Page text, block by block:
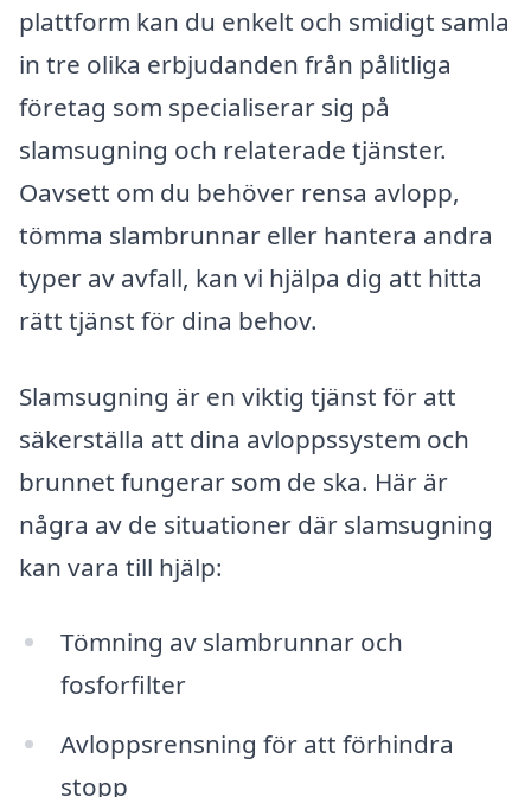
plattform kan du enkelt och smidigt samla
in tre olika erbjudanden från pålitliga
företag som specialiserar sig på
slamsugning och relaterade tjänster.
Oavsett om du behöver rensa avlopp,
tömma slambrunnar eller hantera andra
typer av avfall, kan vi hjälpa dig att hitta
rätt tjänst för dina behov.
Slamsugning är en viktig tjänst för att
säkerställa att dina avloppssystem och
brunnet fungerar som de ska. Här är
några av de situationer där slamsugning
kan vara till hjälp:
Tömning av slambrunnar och
fosforfilter
Avloppsrensning för att förhindra
stopp